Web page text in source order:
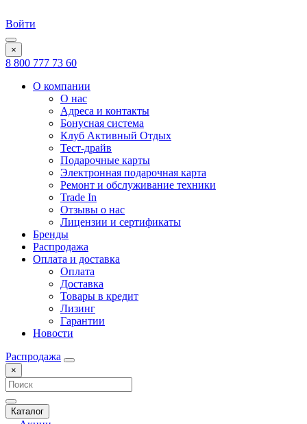
Войти
×
8 800 777 73 60
О компании
О нас
Адреса и контакты
Бонусная система
Клуб Активный Отдых
Тест-драйв
Подарочные карты
Электронная подарочная карта
Ремонт и обслуживание техники
Trade In
Отзывы о нас
Лицензии и сертификаты
Бренды
Распродажа
Оплата и доставка
Оплата
Доставка
Товары в кредит
Лизинг
Гарантии
Новости
Распродажа
×
Каталог